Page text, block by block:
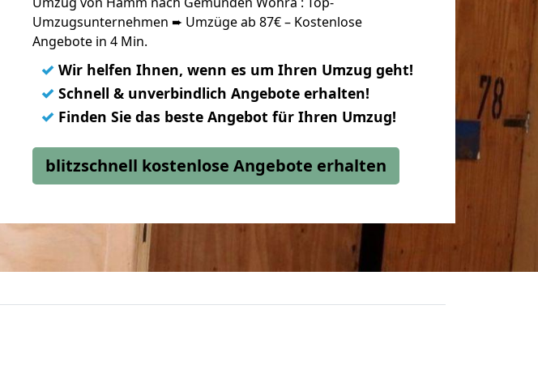
Umzugsunternehmen ➨ Umzüge ab 87€ – Kostenlose
Angebote in 4 Min.
✓ Wir helfen Ihnen, wenn es um Ihren Umzug geht!
✓ Schnell & unverbindlich Angebote erhalten!
✓ Finden Sie das beste Angebot für Ihren Umzug!
blitzschnell kostenlose Angebote erhalten